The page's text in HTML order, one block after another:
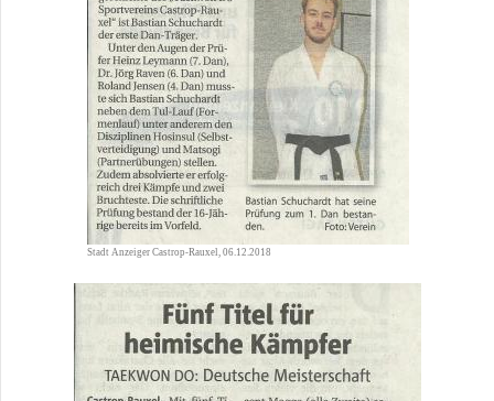
Stadt Anzeiger Castrop-Rauxel, 06.12.2018